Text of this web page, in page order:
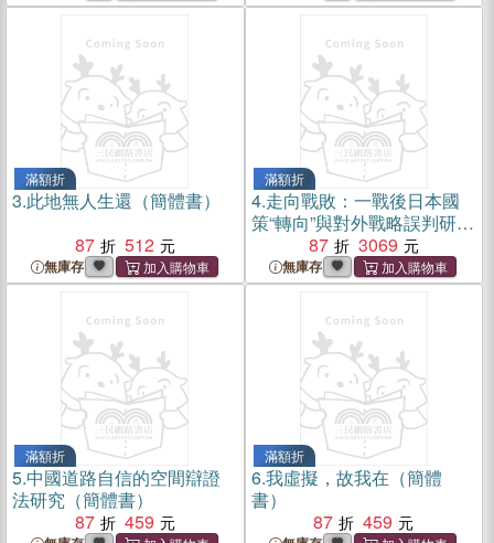
滿額折
3.此地無人生還（簡體書）
87
512
無庫存
滿額折
4.走向戰敗：一戰後日本國
策“轉向”與對外戰略誤判研究
（簡體書）
87 3069
無庫存
滿額折
5.中國道路自信的空間辯證
法研究（簡體書）
87
459
滿額折
6.我虛擬，故我在（簡體
書）
87
459